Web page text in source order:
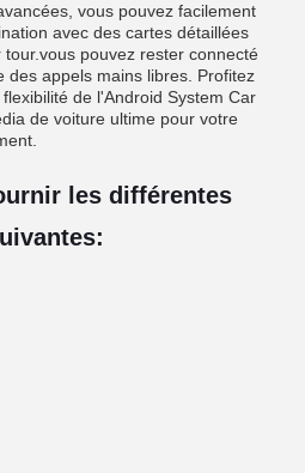
vous pouvez facilement
avec des cartes détaillées
pouvez rester connecté
des appels mains libres. Profitez
de l'Android System Car
de voiture ultime pour votre
les différentes